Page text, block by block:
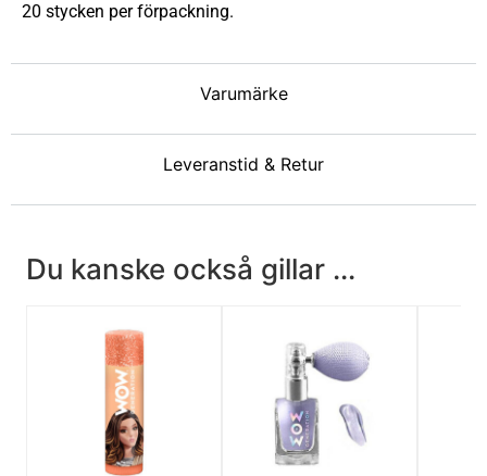
Varumärke
Leveranstid & Retur
20 stycken per förpackning.
Du kanske också gillar ...